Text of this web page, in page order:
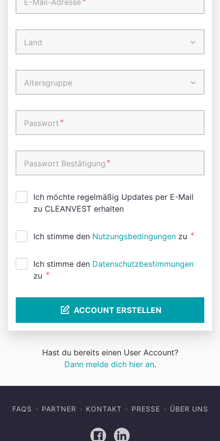
E-Mail-Adresse
Land
Altersgruppe
Passwort *
Passwort Bestätigung *
Ich möchte regelmäßig Updates per E-Mail
zu CLEANVEST erhalten
Ich stimme den Nutzungsbedingungen zu *
Ich stimme den Datenschutzbestimmungen
zu *
ACCOUNT ERSTELLEN
Hast du bereits einen User Account?
Dann melde dich hier an.
FAQS PARTNER KONTAKT PRESSE ÜBER UNS